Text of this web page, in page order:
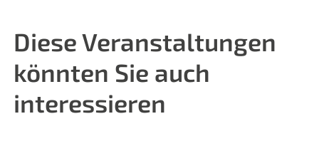
Diese Veranstaltungen
könnten Sie auch
interessieren